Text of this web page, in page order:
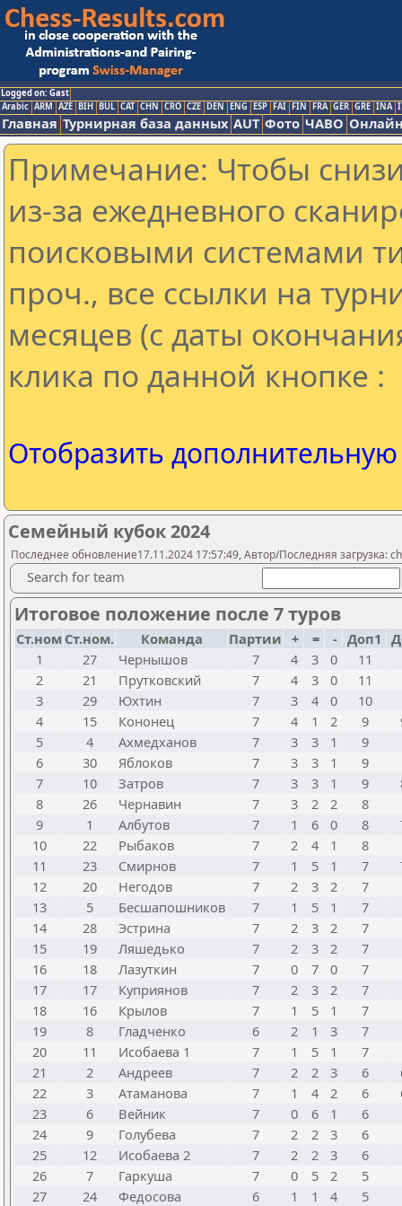
Logged on: Gast
Arabic ARM AZE BIH BUL CAT CHN CRO CZE DEN ENG ESP FAI FIN FRA GER GRE INA
Главная Турнирная база данных AUT Фото ЧАВО
Примечание: Чтобы
из-за ежедневного
поисковыми системами
проч., все ссылки на
месяцев (с даты
клика по данной кнопке :
Отобразить
Семейный кубок 2024
Последнее обновление17.11.2024 17:57:49, Автор/Последняя загрузка:
Search for team
Итоговое положение после 7 туров
Ст.ном Ст.ном. Команда Партии + = - Доп1
1
27 Чернышов 7 4 3 0 11
2
21 Прутковский 7 4 3 0 11
3
29 Юхтин 7 3 4 0 10
4
15 Кононец 7 4 1 2 9
5
4 Ахмедханов 7 3 3 1
9
6
30 Яблоков 7 3 3 1
9
7
10 Затров 7 3 3 1 9
8
26 Чернавин 7 3 2 2
8
9
1 Албутов 7 1 6 0 8
10
22 Рыбаков 7 2 4 1
8
11
23 Смирнов 7 1 5 1 7
12
20 Негодов 7 2 3 2
7
13
5 Бесшапошников 7 1 5 1
7
14
28 Эстрина 7 2 3 2
7
15
19 Ляшедько 7 2 3 2
7
16
18 Лазуткин 7 0 7 0
7
17
17 Куприянов 7 2 3 2
7
18
16 Крылов 7 1 5 1
7
19
8 Гладченко 6 2 1 3
7
20
11 Исобаева 1 7 1 5 1
7
21
2 Андреев 7 2 2 3 6
22
3 Атаманова 7 1 4 2 6
23
6 Вейник 7 0 6 1
6
24
9 Голубева 7 2 2 3
6
25
12 Исобаева 2 7 2 2 3
6
26
7 Гаркуша 7 0 5 2
5
27
24 Федосова 6 1 1 4
5